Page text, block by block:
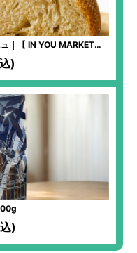
｜【 IN YOU MARKET限
られるパンを！全原材料有
の塩を使用するほどのこだ
家製果実酵母を使用！
)
)